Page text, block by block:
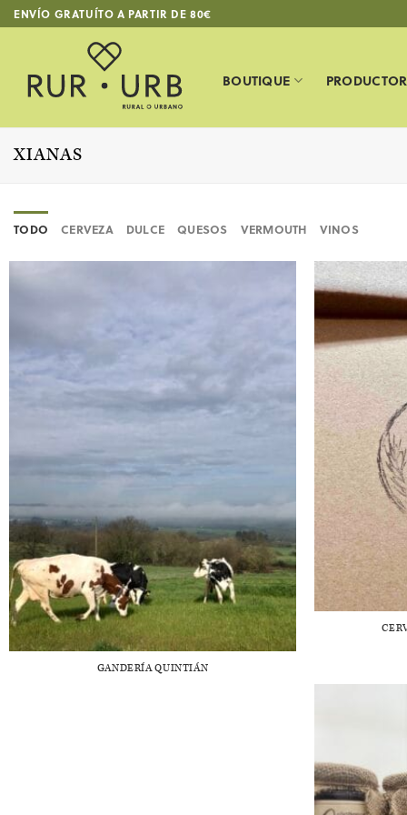
Saltar
al
ENVÍO GRATUÍTO A PARTIR DE 80€
BOUTIQUE
XIANAS
TODO CERVEZA DULCE QUESOS VERMOUTH VINOS
GANDERÍA QUINTIÁN